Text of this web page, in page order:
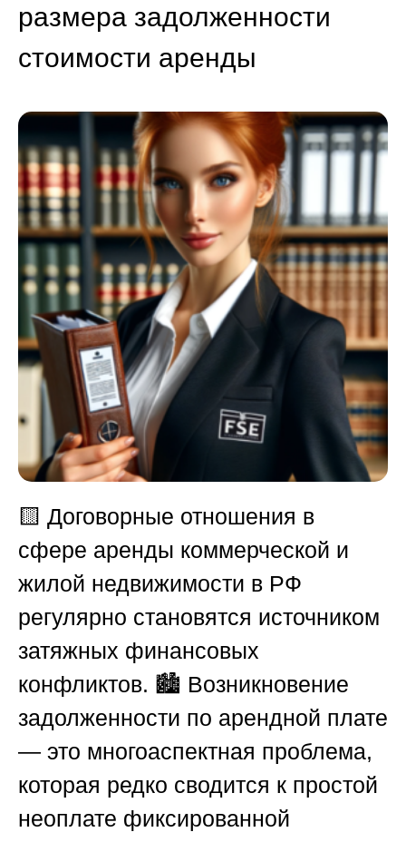
размера задолженности
стоимости аренды
🟨 Договорные отношения в
сфере аренды коммерческой и
жилой недвижимости в РФ
регулярно становятся источником
затяжных финансовых
конфликтов. 🏙️ Возникновение
задолженности по арендной плате
— это многоаспектная проблема,
которая редко сводится к простой
неоплате фиксированной